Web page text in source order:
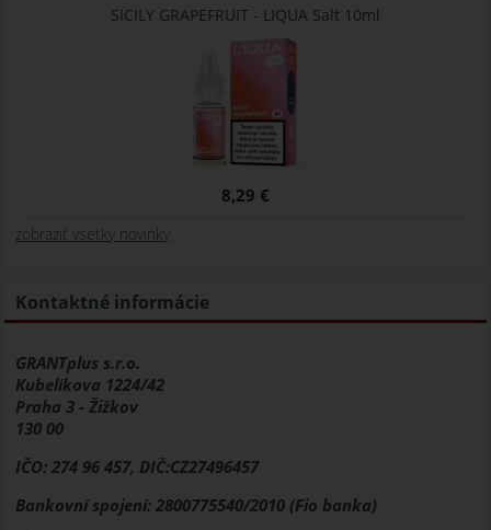
SICILY GRAPEFRUIT - LIQUA Salt 10ml
8,29 €
zobraziť vsetky novinky
Kontaktné informácie
GRANTplus s.r.o.
Kubelíkova 1224/42
Praha 3 - Žižkov
130 00
IČO: 274 96 457, DIČ:CZ27496457
Bankovní spojení: 2800775540/2010 (Fio banka)